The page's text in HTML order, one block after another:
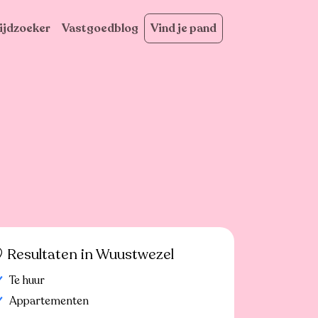
Vastgoedblog Vind je pand
Resultaten in Wuustwezel
Te huur
Appartementen